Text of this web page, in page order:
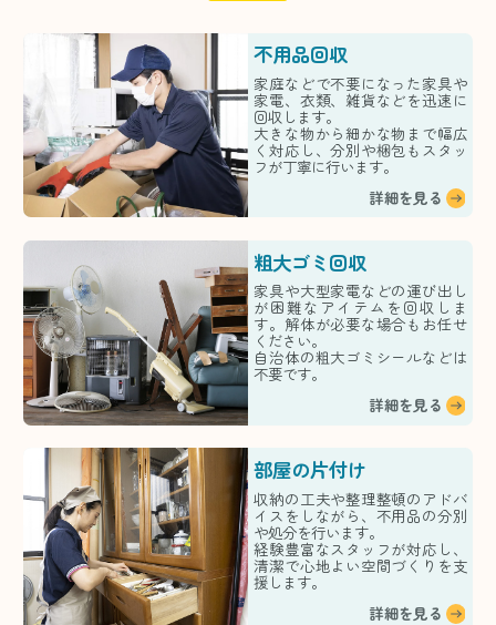
不用品回収
家庭などで不要になった家具や
家電、衣類、雑貨などを迅速に
回収します。
大きな物から細かな物まで幅広
く対応し、分別や梱包もスタッ
フが丁寧に行います。
詳細を見る
粗大ゴミ回収
家具や大型家電などの運び出し
が困難なアイテムを回収しま
す。解体が必要な場合もお任せ
ください。
自治体の粗大ゴミシールなどは
不要です。
詳細を見る
部屋の片付け
収納の工夫や整理整頓のアドバ
イスをしながら、不用品の分別
や処分を行います。
経験豊富なスタッフが対応し、
清潔で心地よい空間づくりを支
援します。
詳細を見る